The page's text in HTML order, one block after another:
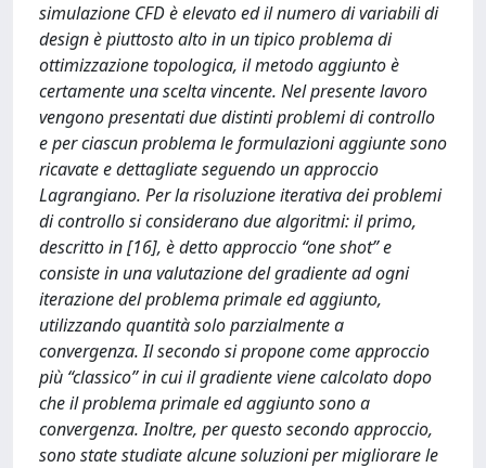
simulazione CFD è elevato ed il numero di variabili di
design è piuttosto alto in un tipico problema di
ottimizzazione topologica, il metodo aggiunto è
certamente una scelta vincente. Nel presente lavoro
vengono presentati due distinti problemi di controllo
e per ciascun problema le formulazioni aggiunte sono
ricavate e dettagliate seguendo un approccio
Lagrangiano. Per la risoluzione iterativa dei problemi
di controllo si considerano due algoritmi: il primo,
descritto in [16], è detto approccio “one shot” e
consiste in una valutazione del gradiente ad ogni
iterazione del problema primale ed aggiunto,
utilizzando quantità solo parzialmente a
convergenza. Il secondo si propone come approccio
più “classico” in cui il gradiente viene calcolato dopo
che il problema primale ed aggiunto sono a
convergenza. Inoltre, per questo secondo approccio,
sono state studiate alcune soluzioni per migliorare le